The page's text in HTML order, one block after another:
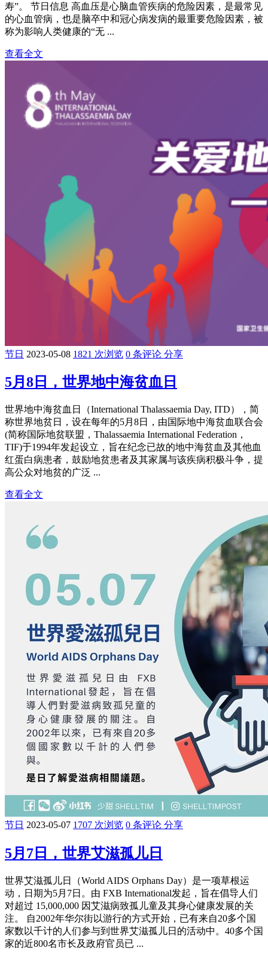
寿”。 节日信息 高血压是心脑血管疾病的危险因素，是最常见
的心血管病，也是脑卒中和冠心病发病的最重要危险因素，被
称为影响人类健康的“无 ...
查看全文
节日 2023-05-08 1821 次浏览 0 条评论 分享
5月8日，世界地中海贫血日
世界地中海贫血日（International Thalassaemia Day, ITD），简
称世界地贫日，设在每年的5月8日，由国际地中海贫血联合会
(简称国际地贫联盟，Thalassaemia International Federation，
TIF)于1994年发起设立，旨在纪念已故的地中海贫血及其他血
红蛋白病患者，鼓励地贫患者及其家属与该疾病积极斗争，提
高公众对地贫的广泛 ...
查看全文
节日 2023-05-07 1707 次浏览 0 条评论 分享
5月7日，世界艾滋孤儿日
世界艾滋孤儿日（World AIDS Orphans Day）是一项草根运
动，日期为5月7日。由 FXB International发起，旨在倡导人们
对超过 15,000,000 因艾滋病致孤儿童及其身心健康发展的关
注。 自2002年华尔街以游行的方式开始，已有来自20多个国
家数以千计的人们参与到世界艾滋孤儿日的活动中。40多个国
家的近800名市长及政府官员已 ...